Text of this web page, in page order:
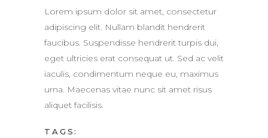
Lorem ipsum dolor sit amet, consectetur
adipiscing elit. Nullam blandit hendrerit
faucibus. Suspendisse hendrerit turpis dui,
eget ultricies erat consequat ut. Sed ac velit
iaculis, condimentum neque eu, maximus
urna. Maecenas vitae nunc sit amet risus
aliquet facilisis.
TAGS: